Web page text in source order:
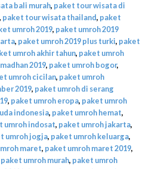
bali murah, paket tour wisata di
, paket tour wisata thailand, paket
umroh 2019, paket umroh 2019
, paket umroh 2019 plus turki, paket
umroh akhir tahun, paket umroh
2019, paket umroh bogor,
umroh cicilan, paket umroh
2019, paket umroh di serang
, paket umroh eropa, paket umroh
indonesia, paket umroh hemat,
umroh indosat, paket umroh jakarta,
umroh jogja, paket umroh keluarga,
maret, paket umroh maret 2019,
paket umroh murah, paket umroh